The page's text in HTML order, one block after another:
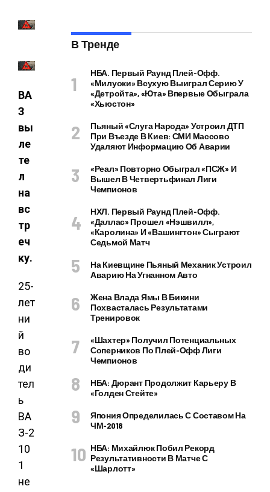
ВА
З
вы
ле
те
л
на
вс
тр
еч
ку.
25-
лет
ни
й
во
ди
тел
ь
ВА
З-2
10
1
не
В Тренде
НБА. Первый Раунд Плей-Офф.
«Милуоки» Всухую Выиграл Серию У
«Детройта», «Юта» Впервые Обыграла
«Хьюстон»
Пьяный «слуга Народа» Устроил ДТП
При Въезде В Киев: СМИ Массово
Удаляют Информацию Об Аварии
«Реал» Повторно Обыграл «ПСЖ» И
Вышел В Четвертьфинал Лиги
Чемпионов
НХЛ. Первый Раунд Плей-Офф.
«Даллас» Прошел «Нэшвилл»,
«Каролина» И «Вашингтон» Сыграют
Седьмой Матч
На Киевщине Пьяный Механик Устроил
Аварию На Угнанном Авто
Жена Влада Ямы В Бикини
Похвасталась Результатами
Тренировок
«Шахтер» Получил Потенциальных
Соперников По Плей-Офф Лиги
Чемпионов
НБА: Дюрант Продолжит Карьеру В
«Голден Стейте»
Япония Определилась С Составом На
ЧМ-2018
НБА: Михайлюк Побил Рекорд
Результативности В Матче С
«Шарлотт»